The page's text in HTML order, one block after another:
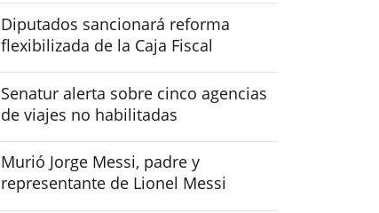
Diputados sancionará reforma
flexibilizada de la Caja Fiscal
Senatur alerta sobre cinco agencias
de viajes no habilitadas
Murió Jorge Messi, padre y
representante de Lionel Messi